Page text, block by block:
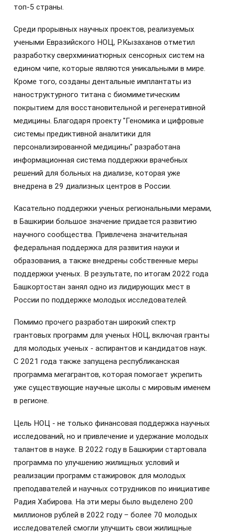
топ-5 страны.
Среди прорывных научных проектов, реализуемых
учеными Евразийского НОЦ, Р.Кызаханов отметил
разработку сверхминиатюрных сенсорных систем на
едином чипе, которые являются уникальными в мире.
Кроме того, созданы дентальные имплантаты из
наноструктурного титана с биомиметическим
покрытием для восстановительной и регенеративной
медицины. Благодаря проекту "Геномика и цифровые
системы предиктивной аналитики для
персонализированной медицины" разработана
информационная система поддержки врачебных
решений для больных на диализе, которая уже
внедрена в 29 диализных центров в России.
Касательно поддержки ученых региональными мерами,
в Башкирии большое значение придается развитию
научного сообщества. Привлечена значительная
федеральная поддержка для развития науки и
образования, а также внедрены собственные меры
поддержки ученых. В результате, по итогам 2022 года
Башкортостан занял одно из лидирующих мест в
России по поддержке молодых исследователей.
Помимо прочего разработан широкий спектр
грантовых программ для ученых НОЦ, включая гранты
для молодых ученых - аспирантов и кандидатов наук.
С 2021 года также запущена республиканская
программа мегагрантов, которая помогает укрепить
уже существующие научные школы с мировым именем
в регионе.
Цель НОЦ - не только финансовая поддержка научных
исследований, но и привлечение и удержание молодых
талантов в науке. В 2022 году в Башкирии стартовала
программа по улучшению жилищных условий и
реализации программ стажировок для молодых
преподавателей и научных сотрудников по инициативе
Радия Хабирова. На эти меры было выделено 200
миллионов рублей в 2022 году – более 70 молодых
исследователей смогли улучшить свои жилищные